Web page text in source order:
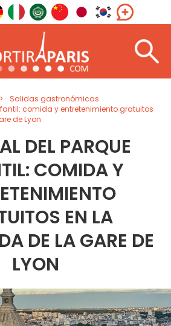
Salidas gastronómicas
comida y entretenimiento gratuitos
de Lyon
DEL PARQUE
COMIDA Y
EN LA
DE LA GARE DE
LYON